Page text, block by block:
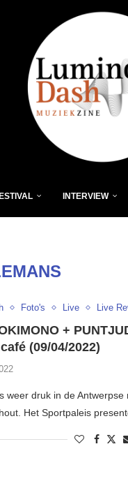
INTERVIEW
Foto's Live Live
+
(09/04/2022)
weer druk in de Antwerpse
Het Sportpaleis